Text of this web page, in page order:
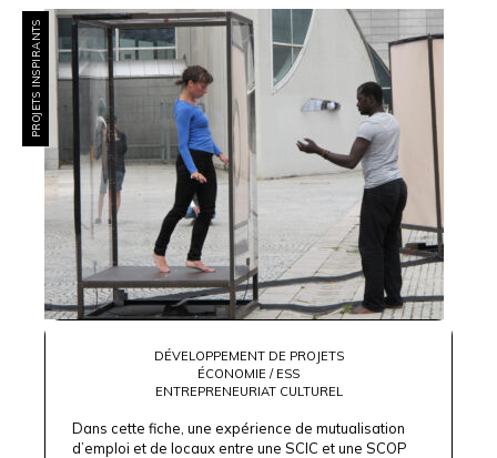
PROJETS INSPIRANTS
DÉVELOPPEMENT DE PROJETS
ÉCONOMIE / ESS
ENTREPRENEURIAT CULTUREL
Dans cette fiche, une expérience de mutualisation
d’emploi et de locaux entre une SCIC et une SCOP